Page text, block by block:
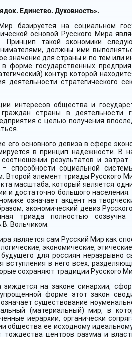
Единство. Духовность».
базируется на социальном
основой Русского Мира
Принцип такой экономики
должны ими
значение для страны и по тем или
форме государственных
контур которой
стратегического
интересов общества и
страны в деятельности
с целью получения
его основного девиза в сфере
в принцип надежности. В
результатов и затрат
способности социальной
Второй элемент триады Русского
масштаба, который является
и достаточно большого
означает акцент на
экономический девиз
триада полностью созвучна
Вольчиком.
является сам Русский Мир как
экономические,
для россиян неразрывно
в него всех,
сохраняют традиции Русского
на законе синархии,
форме этот закон
существование
(материальный) мир, в
иерархии, органически
общества ее исходному
тождества центров разума и